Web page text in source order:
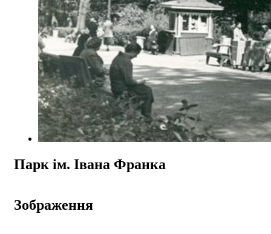
Парк ім. Івана Франка
Зображення